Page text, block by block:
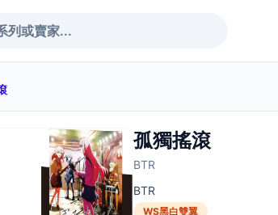
孤獨搖滾
BTR
BTR
WS黑白雙翼